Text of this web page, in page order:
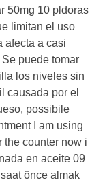
50mg 10 pldoras
limitan el uso
afecta a casi
puede tomar
los niveles sin
causada por el
possibile
I am using
the counter now i
en aceite 09
önce almak